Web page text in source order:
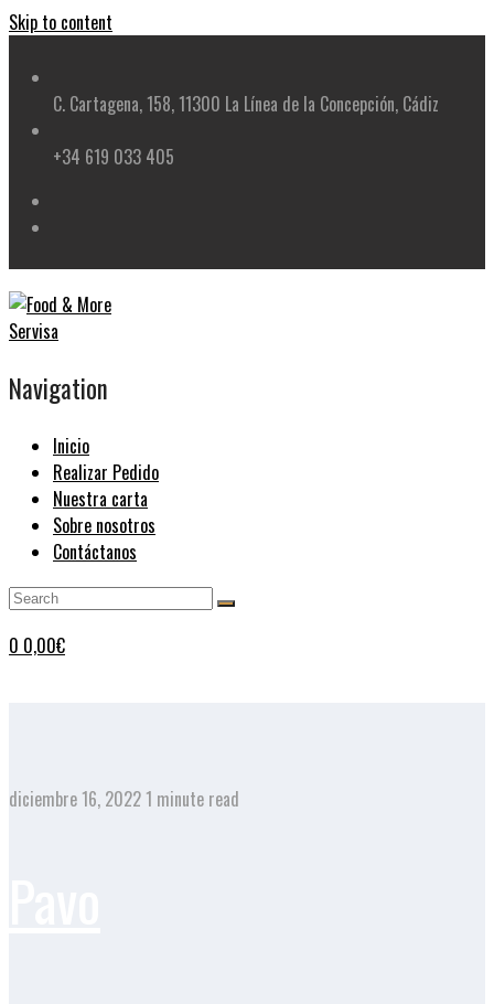
Skip to content
C. Cartagena, 158, 11300 La Línea de la Concepción, Cádiz
+34 619 033 405
Navigation
Inicio
Realizar Pedido
Nuestra carta
Sobre nosotros
Contáctanos
0 0,00€
diciembre 16, 2022 1 minute read